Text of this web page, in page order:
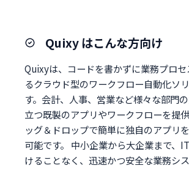
Quixy はこんな方向け
Quixyは、コードを書かずに業務プロ
るクラウド型のワークフロー自動化ソ
す。会計、人事、営業など様々な部門
立つ既製のアプリやワークフローを提
ッグ＆ドロップで簡単に独自のアプリ
可能です。 中小企業から大企業まで、
けることなく、迅速かつ安全な業務シ